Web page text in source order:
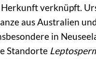
verknüpft.
aus Australien
in
Standorte